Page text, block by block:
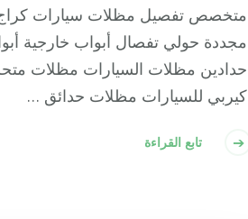
متخصص تفصيل مظلات سيارات
مجددة حولي تفصال أبواب خارجية
حدادين مظلات السيارات مظلات
كيربي للسيارات مظلات حدائق …
تابع القراءة